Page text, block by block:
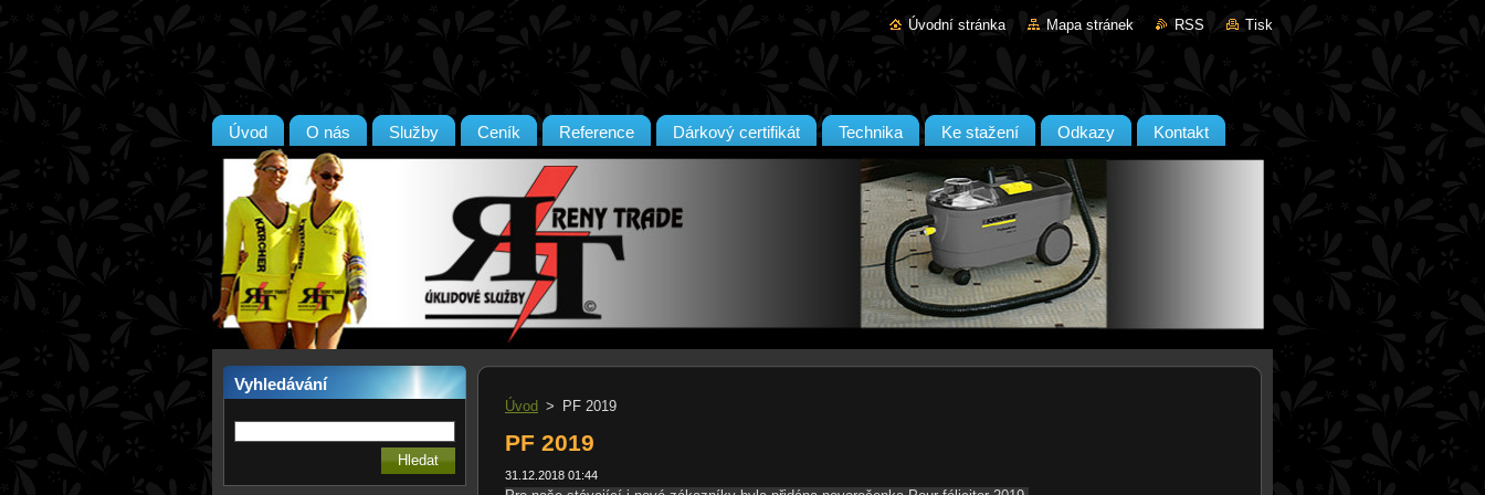
Úvodní stránka Mapa stránek RSS Tisk
Úvod O nás Služby Ceník Reference Dárkový certifikát Technika Ke stažení Odkazy Kontakt
Vyhledávání
Úvod > PF 2019
PF 2019
31.12.2018 01:44